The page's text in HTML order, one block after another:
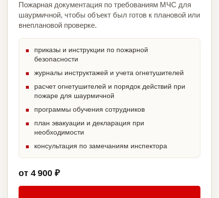
Пожарная документация по требованиям МЧС для
шаурмичной, чтобы объект был готов к плановой или
внеплановой проверке.
приказы и инструкции по пожарной
безопасности
журналы инструктажей и учета огнетушителей
расчет огнетушителей и порядок действий при
пожаре для шаурмичной
программы обучения сотрудников
план эвакуации и декларация при
необходимости
консультация по замечаниям инспектора
от 4 900 ₽